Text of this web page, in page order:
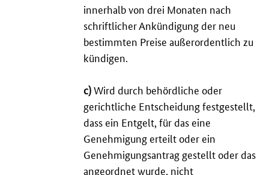
innerhalb von drei Monaten nach
schriftlicher Ankündigung der neu
bestimmten Preise außerordentlich zu
kündigen.
c)Wird durch behördliche oder
gerichtliche Entscheidung festgestellt,
dass ein Entgelt, für das eine
Genehmigung erteilt oder ein
Genehmigungsantrag gestellt oder das
angeordnet wurde, nicht